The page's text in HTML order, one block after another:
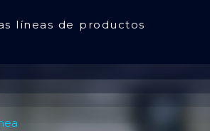
líneas de productos